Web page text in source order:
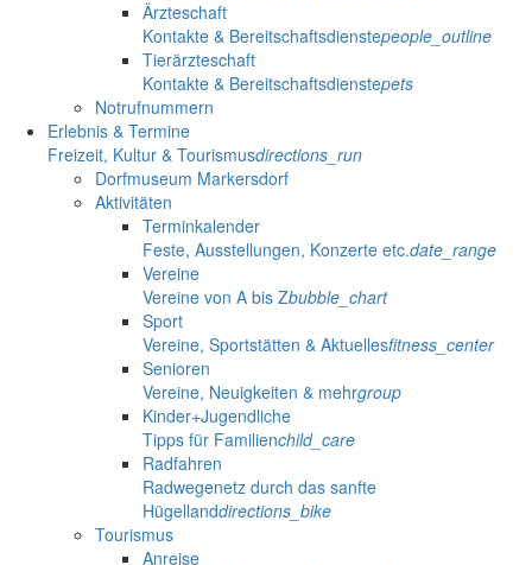
Ärzteschaft
Kontakte & Bereitschaftsdienstepeople_outline
Tierärzteschaft
Kontakte & Bereitschaftsdienstepets
Notrufnummern
Erlebnis & Termine
Freizeit, Kultur & Tourismusdirections_run
Dorfmuseum Markersdorf
Aktivitäten
Terminkalender
Feste, Ausstellungen, Konzerte etc.date_range
Vereine
Vereine von A bis Zbubble_chart
Sport
Vereine, Sportstätten & Aktuellesfitness_center
Senioren
Vereine, Neuigkeiten & mehrgroup
Kinder+Jugendliche
Tipps für Familienchild_care
Radfahren
Radwegenetz durch das sanfte
Hügellanddirections_bike
Tourismus
Anreise